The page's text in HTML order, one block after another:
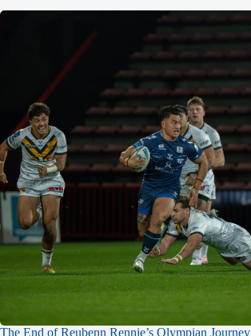
The End of Reubenn Rennie’s Olympian Journey